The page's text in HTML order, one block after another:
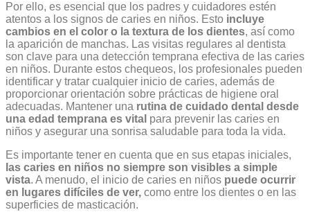
Por ello, es esencial que los padres y cuidadores estén
atentos a los signos de caries en niños. Esto incluye
cambios en el color o la textura de los dientes, así como
la aparición de manchas. Las visitas regulares al dentista
son clave para una detección temprana efectiva de las caries
en niños. Durante estos chequeos, los profesionales pueden
identificar y tratar cualquier inicio de caries, además de
proporcionar orientación sobre prácticas de higiene oral
adecuadas. Mantener una rutina de cuidado dental desde
una edad temprana es vital para prevenir las caries en
niños y asegurar una sonrisa saludable para toda la vida.
Es importante tener en cuenta que en sus etapas iniciales,
las caries en niños no siempre son visibles a simple
vista. A menudo, el inicio de caries en niños puede ocurrir
en lugares difíciles de ver, como entre los dientes o en las
superficies de masticación.